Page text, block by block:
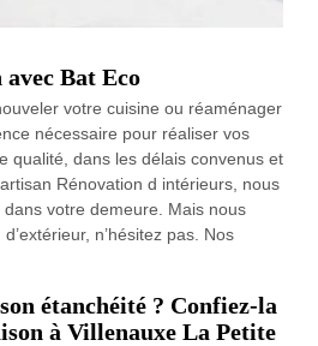
Bat Eco
votre cuisine ou réaménager
nécessaire pour réaliser vos
qualité, dans les délais convenus et
Rénovation d intérieurs, nous
votre demeure. Mais nous
n’hésitez pas. Nos
étanchéité ? Confiez-la
à Villenauxe La Petite